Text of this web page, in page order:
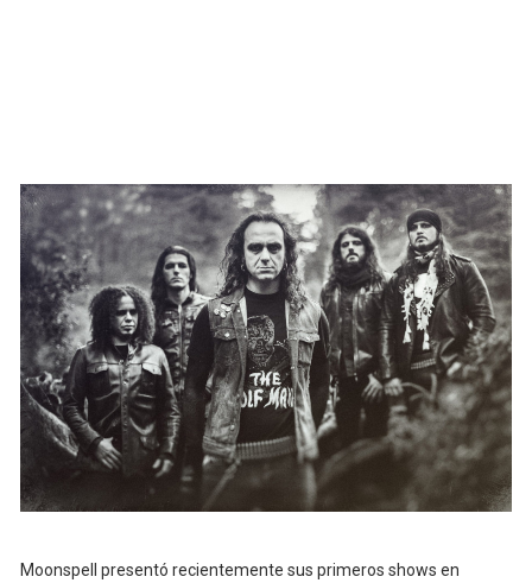
Moonspell presentó recientemente sus primeros shows en